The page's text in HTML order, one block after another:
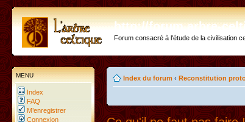
http://forum.arbre-
Forum consacré à l'étude de la civilisation
MENU
Index
FAQ
M’enregistrer
Connexion
Index du forum ‹ Reconstitution